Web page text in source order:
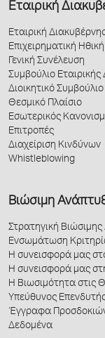
Εταιρική
Εταιρική
Επιχειρηματική
Γενική Συνέλευση
Συμβούλιο
Διοικητικό Συμβούλιο
Θεσμικό Πλαίσιο
Εσωτερικός
Επιτροπές
Διαχείριση Κινδύνων
Whistleblowing
Βιώσιμη
Στρατηγική
Ενσωμάτωση
Η συνεισφορά μας
Η συνεισφορά μας
Η Βιωσιμότητα στις
Υπεύθυνος
Έγγραφα
Δεδομένα